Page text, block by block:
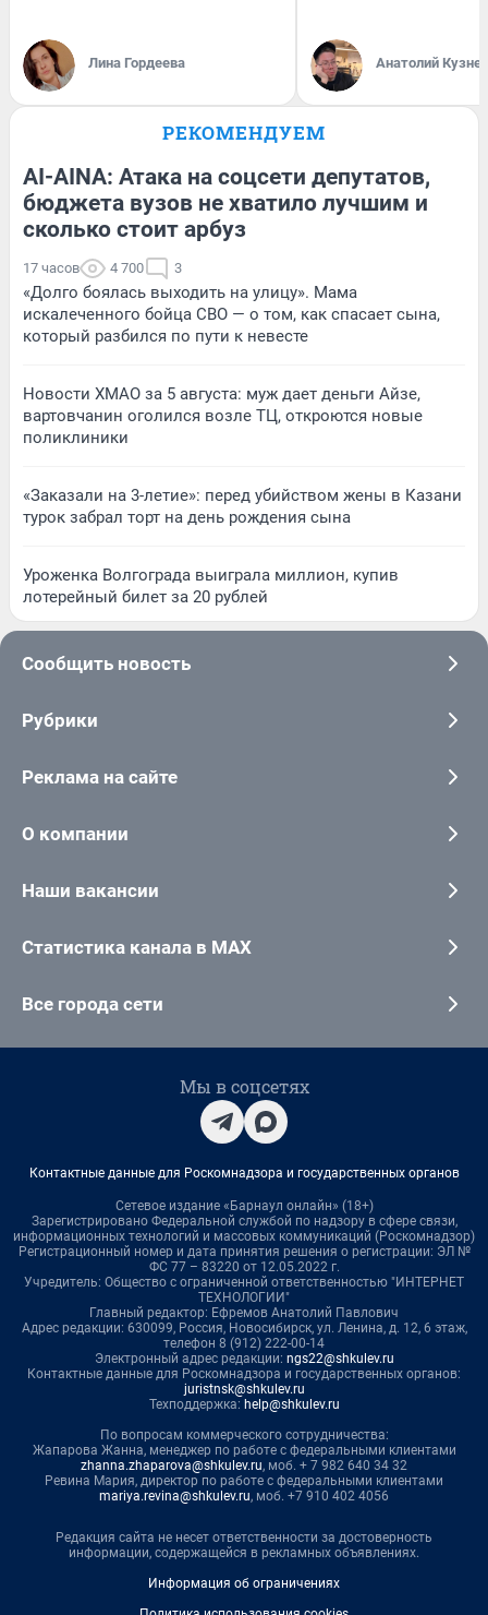
Лина Гордеева Анатолий
РЕКОМЕНДУЕМ
AI-AINA: Атака на соцсети депутатов,
бюджета вузов не хватило лучшим и
сколько стоит арбуз
17 часов 4 700 3
«Долго боялась выходить на улицу». Мама
искалеченного бойца СВО — о том, как спасает сына,
который разбился по пути к невесте
Новости ХМАО за 5 августа: муж дает деньги Айзе,
вартовчанин оголился возле ТЦ, откроются новые
поликлиники
«Заказали на 3-летие»: перед убийством жены в Казани
турок забрал торт на день рождения сына
Уроженка Волгограда выиграла миллион, купив
лотерейный билет за 20 рублей
Сообщить новость
Рубрики
Реклама на сайте
О компании
Наши вакансии
Статистика канала в MAX
Все города сети
Мы в соцсетях
Контактные данные для Роскомнадзора и государственных органов
Сетевое издание «Барнаул онлайн» (18+)
Зарегистрировано Федеральной службой по надзору в сфере связи,
информационных технологий и массовых коммуникаций (Роскомнадзор)
Регистрационный номер и дата принятия решения о регистрации: ЭЛ №
ФС 77 – 83220 от 12.05.2022 г.
Учредитель: Общество с ограниченной ответственностью "ИНТЕРНЕТ
ТЕХНОЛОГИИ"
Главный редактор: Ефремов Анатолий Павлович
Адрес редакции: 630099, Россия, Новосибирск, ул. Ленина, д. 12, 6 этаж,
телефон 8 (912) 222-00-14
Электронный адрес редакции: ngs22@shkulev.ru
Контактные данные для Роскомнадзора и государственных органов:
juristnsk@shkulev.ru
Техподдержка: help@shkulev.ru
По вопросам коммерческого сотрудничества:
Жапарова Жанна, менеджер по работе с федеральными клиентами
zhanna.zhaparova@shkulev.ru, моб. + 7 982 640 34 32
Ревина Мария, директор по работе с федеральными клиентами
mariya.revina@shkulev.ru, моб. +7 910 402 4056
Редакция сайта не несет ответственности за достоверность
информации, содержащейся в рекламных объявлениях.
Информация об ограничениях